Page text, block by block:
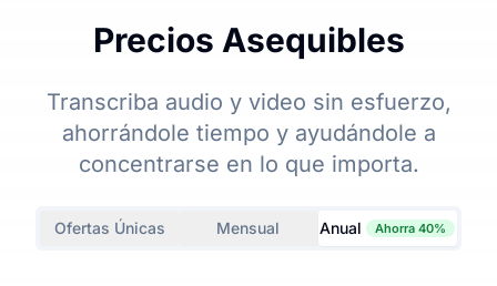
Precios Asequibles
Transcriba audio y video sin esfuerzo,
ahorrándole tiempo y ayudándole a
concentrarse en lo que importa.
Ofertas Únicas Mensual Anual Ahorra 40%